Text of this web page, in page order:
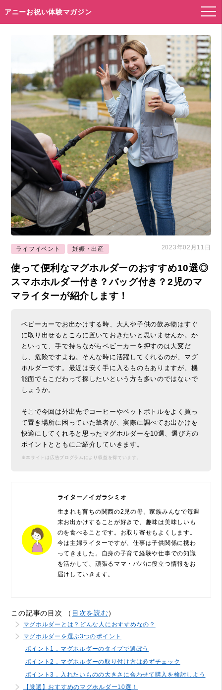
アニーお祝い体験マガジン
ライフイベント 妊娠・出産 2023年02月11日
使って便利なマグホルダーのおすすめ10選◎
スマホホルダー付き？バッグ付き？2児のマ
マライターが紹介します！
ベビーカーでお出かけする時、大人や子供の飲み物はすぐ
に取り出せるところに置いておきたいと思いませんか。か
といって、手で持ちながらベビーカーを押すのは大変だ
し、危険ですよね。そんな時に活躍してくれるのが、マグ
ホルダーです。最近は安く手に入るものもありますが、機
能面でもこだわって探したいという方も多いのではないで
しょうか。
そこで今回は外出先でコーヒーやペットボトルをよく買っ
て置き場所に困っていた筆者が、実際に調べてお出かけを
快適にしてくれると思ったマグホルダーを10選、選び方の
ポイントとともにご紹介していきます。
※本サイトは広告プログラムにより収益を得ています。
ライター／イガラシミオ
生まれも育ちの関西の2児の母。家族みんなで毎週
末お出かけすることが好きで、趣味は美味しいも
のを食べることです。お取り寄せもよくします。
今は主婦ライターですが、仕事は子供関係に携わ
ってきました。自身の子育て経験や仕事での知識
を活かして、頑張るママ・パパに役立つ情報をお
届けしていきます。
この記事の目次 （ 目次を読む）
マグホルダーとは？どんな人におすすめなの？
マグホルダーを選ぶ3つのポイント
ポイント1．マグホルダーのタイプで選ぼう
ポイント2．マグホルダーの取り付け方は必ずチェック
ポイント3．入れたいものの大きさに合わせて購入を検討しよう
【厳選】おすすめのマグホルダー10選！